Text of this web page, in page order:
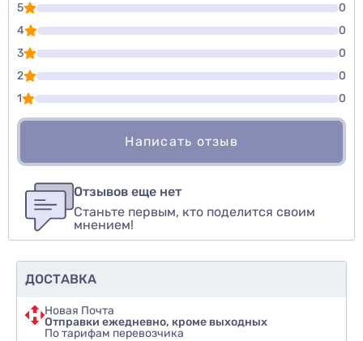
5
0
4
0
3
0
2
0
1
0
Написать отзыв
авторизуйтесь иливойдите
Оценить товар
Отзывов еще нет
Станьте первым, кто поделится своим
мнением!
ДОСТАВКА
Новая Почта
Отправки ежедневно, кроме выходных
По тарифам перевозчика